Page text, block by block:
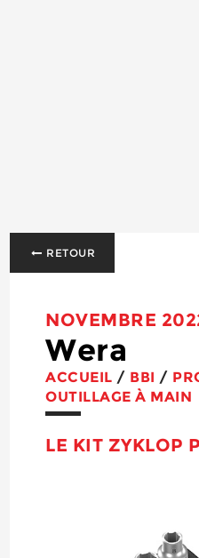
RETOUR
NOVEMBRE
Wera
ACCUEIL / BBI /
OUTILLAGE À MAIN
LE KIT ZYKLOP